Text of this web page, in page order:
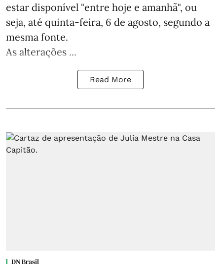
estar disponível "entre hoje e amanhã", ou
seja, até quinta-feira, 6 de agosto, segundo a
mesma fonte.
As alterações ...
Read More
DN Brasil